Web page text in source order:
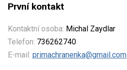
První kontakt
Kontaktní osoba: Michal Zaydlar
Telefon: 736262740
E-mail: primachranenka@gmail.com